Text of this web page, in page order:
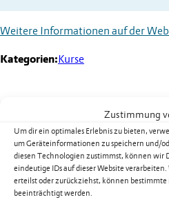
Zustimmung
Um dir ein optimales Erlebnis zu bieten,
um Geräteinformationen zu speichern und/
diesen Technologien zustimmst, können wir
eindeutige IDs auf dieser Website
erteilst oder zurückziehst, können
beeinträchtigt werden.
Weitere Informationen auf der
Kategorien:Kurse
Weitere Termine
Kurs 08B02: Yoga für
Nendeln
Datum:17.08.2026